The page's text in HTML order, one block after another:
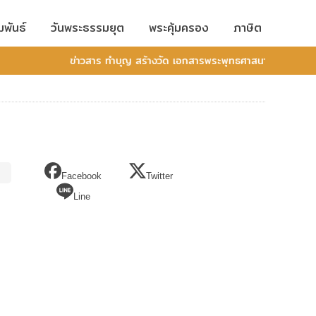
พันธ์ วันพระธรรมยุต พระคุ้มครอง ภาษิต
ข่าวสาร ทำบุญ สร้างวัด เอกสารพระพุทธศาสนา
Facebook
Twitter
Line